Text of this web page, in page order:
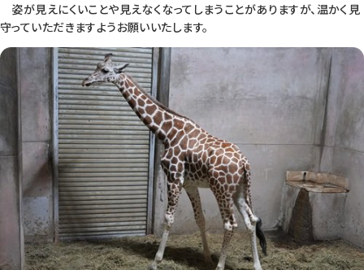
姿が見えにくいことや見えなくなってしまうことがありますが、温かく見
守っていただきますようお願いいたします。